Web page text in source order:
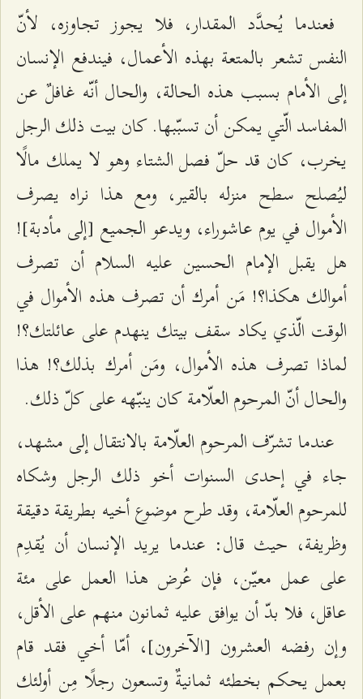
فعندما يُحدَّد المقدار، فلا يجوز تجاوزه، لأنّ
النفس تشعر بالمتعة بهذه الأعمال، فيندفع الإنسان
إلى الأمام بسبب هذه الحالة، والحال أنّه غافلٌ عن
المفاسد الّتي يمكن أن تسبّبها. كان بيت ذلك الرجل
يخرب، كان قد حلّ فصل الشتاء وهو لا يملك مالًا
ليُصلح سطح منزله بالقير، ومع هذا نراه يصرف
الأموال في يوم عاشوراء، ويدعو الجميع [إلى مأدبة]!
هل يقبل الإمام الحسين عليه السلام أن تصرف
أموالك هكذا؟! مَن أمرك أن تصرف هذه الأموال في
الوقت الّذي يكاد سقف بيتك ينهدم على عائلتك؟!
لماذا تصرف هذه الأموال، ومَن أمرك بذلك؟! هذا
والحال أنّ المرحوم العلّامة كان ينبّهه على كلّ ذلك.
عندما تشرّف المرحوم العلّامة بالانتقال إلى مشهد،
جاء في إحدى السنوات أخو ذلك الرجل وشكاه
للمرحوم العلّامة، وقد طرح موضوع أخيه بطريقة دقيقة
وظريفة، حيث قال: عندما يريد الإنسان أن يُقدِم
على عمل معيّن، فإن عُرض هذا العمل على مئة
عاقل، فلا بدّ أن يوافق عليه ثمانون منهم على الأقل،
وإن رفضه العشرون [الآخرون]، أمّا أخي فقد قام
بعمل يحكم بخطئه ثمانيةٌ وتسعون رجلًا مِن أولئك